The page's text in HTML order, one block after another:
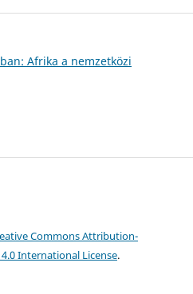
Afrika a nemzetközi
Commons Attribution-
International License.